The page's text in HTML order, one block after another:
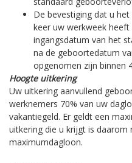
De bevestiging dat u
keer uw werkweek
ingangsdatum van het
na de geboortedatum
opgenomen zijn binnen
Hoogte uitkering
Uw uitkering aanvullend
werknemers 70% van uw
vakantiegeld. Er geldt een
uitkering die u krijgt is
maximumdagloon.